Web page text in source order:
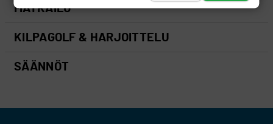
MATKAILU
KILPAGOLF & HARJOITTELU
SÄÄNNÖT